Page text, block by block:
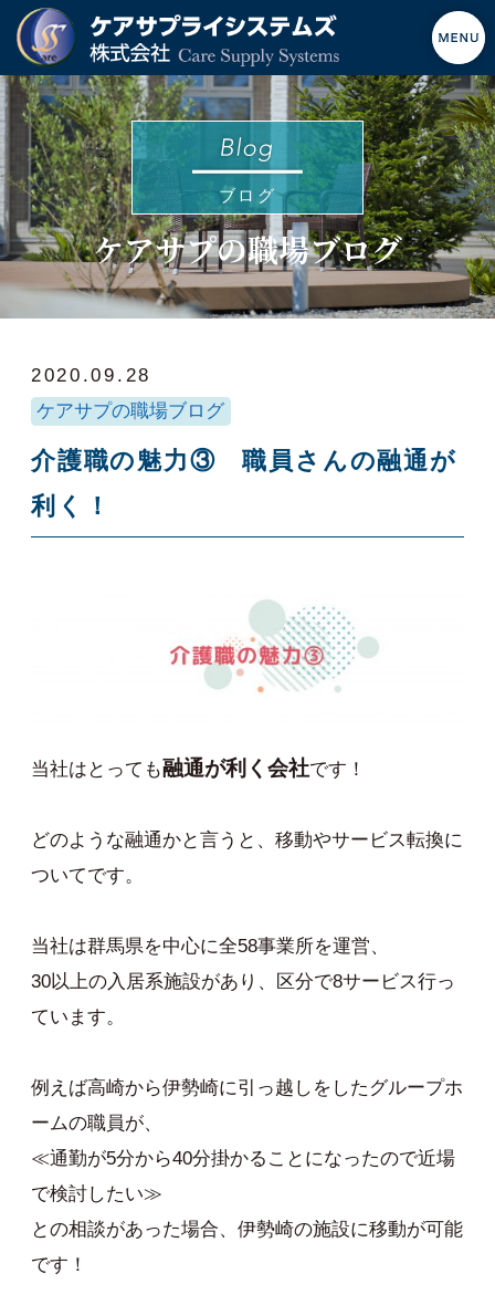
ブログ
ケアサプの職場ブログ
2020.09.28
ケアサプの職場ブログ
介護職の魅力③ 職員さんの融通が
利く！
当社はとっても融通が利く会社です！
どのような融通かと言うと、移動やサービス転換に
ついてです。
当社は群馬県を中心に全58事業所を運営、
30以上の入居系施設があり、区分で8サービス行っ
ています。
例えば高崎から伊勢崎に引っ越しをしたグループホ
ームの職員が、
≪通勤が5分から40分掛かることになったので近場
で検討したい≫
との相談があった場合、伊勢崎の施設に移動が可能
です！